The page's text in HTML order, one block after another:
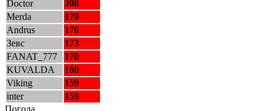
Doctor
208
Merda
179
Andrus
176
Зевс
173
FANAT_777
170
KUVALDA
160
Viking
159
inter
159
Погода